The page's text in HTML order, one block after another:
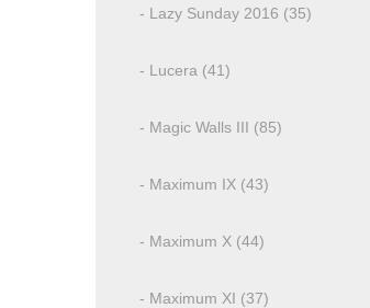
- Lazy Sunday 2016 (35)
- Lucera (41)
- Magic Walls III (85)
- Maximum IX (43)
- Maximum X (44)
- Maximum XI (37)